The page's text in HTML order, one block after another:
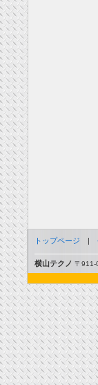
トップページ |
横山テクノ 〒